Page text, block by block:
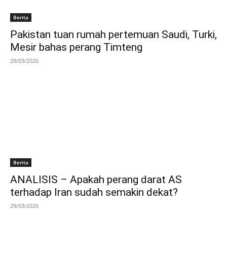
Berita
Pakistan tuan rumah pertemuan Saudi, Turki,
Mesir bahas perang Timteng
29/03/2026
Berita
ANALISIS – Apakah perang darat AS
terhadap Iran sudah semakin dekat?
29/03/2026